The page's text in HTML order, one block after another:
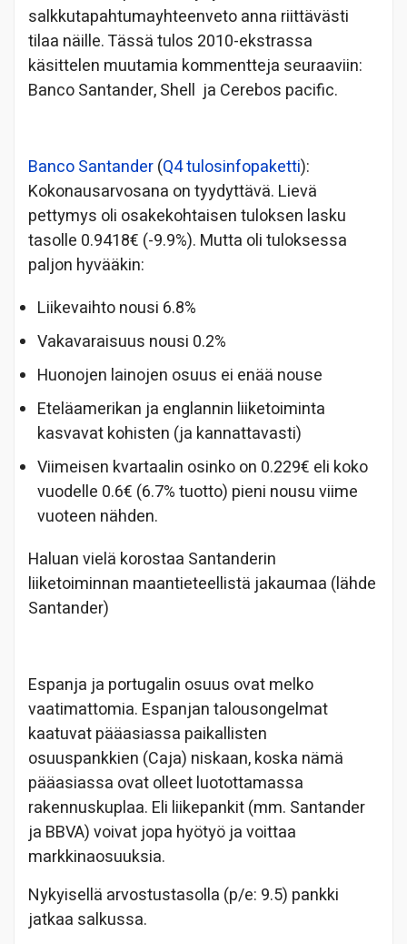
salkkutapahtumayhteenveto anna riittävästi
tilaa näille. Tässä tulos 2010-ekstrassa
käsittelen muutamia kommentteja seuraaviin:
Banco Santander, Shell ja Cerebos pacific.
Banco Santander(Q4 tulosinfopaketti):
Kokonausarvosana on tyydyttävä. Lievä
pettymys oli osakekohtaisen tuloksen lasku
tasolle 0.9418€ (-9.9%). Mutta oli tuloksessa
paljon hyvääkin:
Liikevaihto nousi 6.8%
Vakavaraisuus nousi 0.2%
Huonojen lainojen osuus ei enää nouse
Eteläamerikan ja englannin liiketoiminta
kasvavat kohisten (ja kannattavasti)
Viimeisen kvartaalin osinko on 0.229€ eli koko
vuodelle 0.6€ (6.7% tuotto) pieni nousu viime
vuoteen nähden.
Haluan vielä korostaa Santanderin
liiketoiminnan maantieteellistä jakaumaa (lähde
Santander)
Espanja ja portugalin osuus ovat melko
vaatimattomia. Espanjan talousongelmat
kaatuvat pääasiassa paikallisten
osuuspankkien (Caja) niskaan, koska nämä
pääasiassa ovat olleet luotottamassa
rakennuskuplaa. Eli liikepankit (mm. Santander
ja BBVA) voivat jopa hyötyö ja voittaa
markkinaosuuksia.
Nykyisellä arvostustasolla (p/e: 9.5) pankki
jatkaa salkussa.